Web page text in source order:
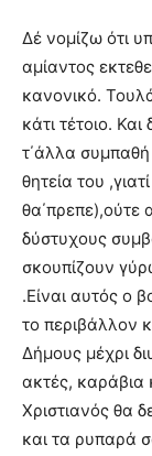
Δέ νομίζω ότι
αμίαντος
κανονικό.
κάτι τέτοιο.
τ΄άλλα
θητεία του
θα΄πρεπε),ούτε
δύστυχους
σκουπίζουν
.Είναι αυτός ο
το περιβάλλον
Δήμους μέχρι
ακτές, καράβια
Χριστιανός θα
και τα ρυπαρά